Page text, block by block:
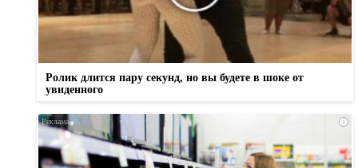
Ролик длится пару секунд, но вы будете в шоке от
увиденного
i